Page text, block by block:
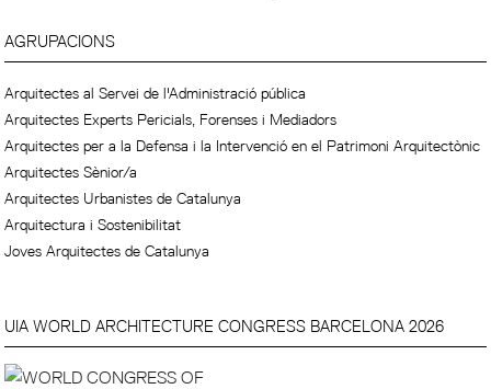
AGRUPACIONS
Arquitectes al Servei de l'Administració pública
Arquitectes Experts Pericials, Forenses i Mediadors
Arquitectes per a la Defensa i la Intervenció en el Patrimoni Arquitectònic
Arquitectes Sènior/a
Arquitectes Urbanistes de Catalunya
Arquitectura i Sostenibilitat
Joves Arquitectes de Catalunya
UIA WORLD ARCHITECTURE CONGRESS BARCELONA 2026